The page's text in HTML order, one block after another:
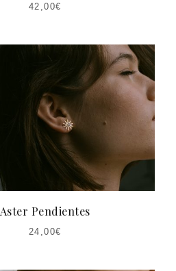
42,00€
Aster Pendientes
24,00€